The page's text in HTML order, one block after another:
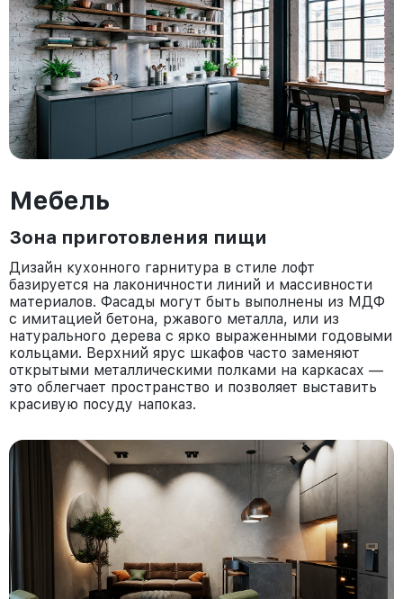
Мебель
Зона приготовления пищи
Дизайн кухонного гарнитура в стиле лофт
базируется на лаконичности линий и массивности
материалов. Фасады могут быть выполнены из МДФ
с имитацией бетона, ржавого металла, или из
натурального дерева с ярко выраженными годовыми
кольцами. Верхний ярус шкафов часто заменяют
открытыми металлическими полками на каркасах —
это облегчает пространство и позволяет выставить
красивую посуду напоказ.